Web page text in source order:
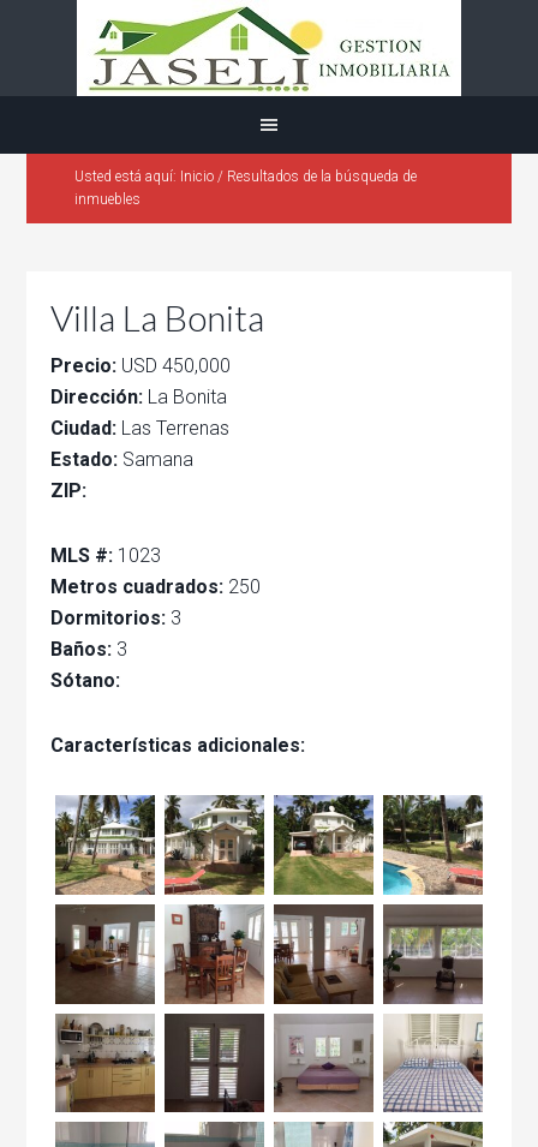
Usted está aquí: Inicio / Resultados de la búsqueda de
inmuebles
Villa La Bonita
Precio: USD 450,000
Dirección: La Bonita
Ciudad: Las Terrenas
Estado: Samana
ZIP:
MLS #: 1023
Metros cuadrados: 250
Dormitorios: 3
Baños: 3
Sótano:
Características adicionales: